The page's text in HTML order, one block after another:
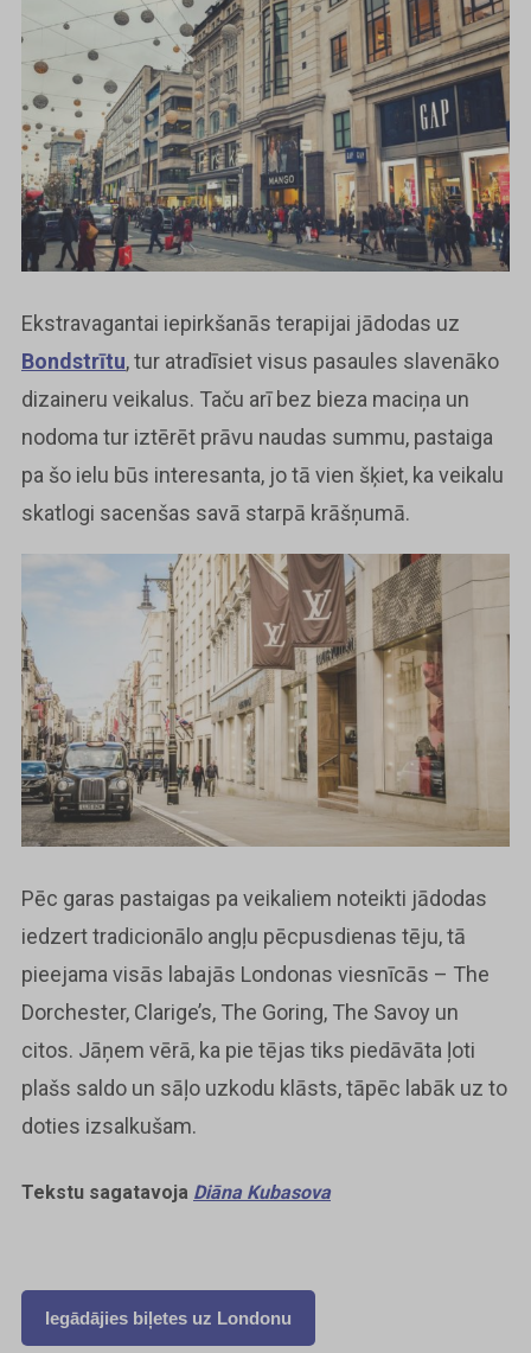
Ekstravagantai iepirkšanās terapijai jādodas uz
Bondstrītu, tur atradīsiet visus pasaules slavenāko
dizaineru veikalus. Taču arī bez bieza maciņa un
nodoma tur iztērēt prāvu naudas summu, pastaiga
pa šo ielu būs interesanta, jo tā vien šķiet, ka veikalu
skatlogi sacenšas savā starpā krāšņumā.
Pēc garas pastaigas pa veikaliem noteikti jādodas
iedzert tradicionālo angļu pēcpusdienas tēju, tā
pieejama visās labajās Londonas viesnīcās – The
Dorchester, Clarige’s, The Goring, The Savoy un
citos. Jāņem vērā, ka pie tējas tiks piedāvāta ļoti
plašs saldo un sāļo uzkodu klāsts, tāpēc labāk uz to
doties izsalkušam.
Tekstu sagatavoja Diāna Kubasova
Iegādājies biļetes uz Londonu